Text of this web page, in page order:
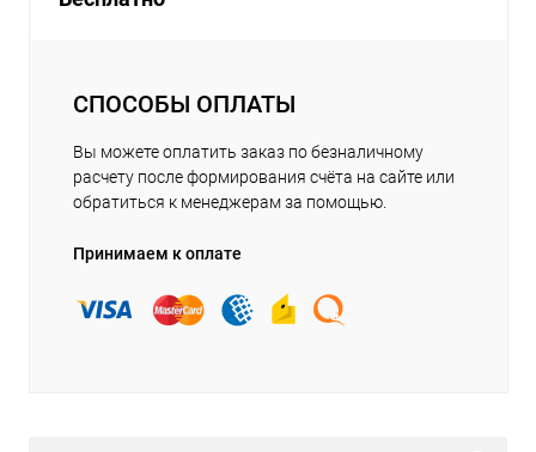
СПОСОБЫ ОПЛАТЫ
Вы можете оплатить заказ по безналичному
расчету после формирования счёта на сайте или
обратиться к менеджерам за помощью.
Принимаем к оплате